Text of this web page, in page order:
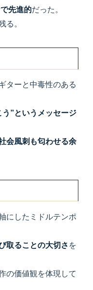
先進的だった。
る。
ターと中毒性のある
”というメッセージ
会風刺も匂わせる余
にしたミドルテンポ
取ることの大切さ を
の価値観を体現して